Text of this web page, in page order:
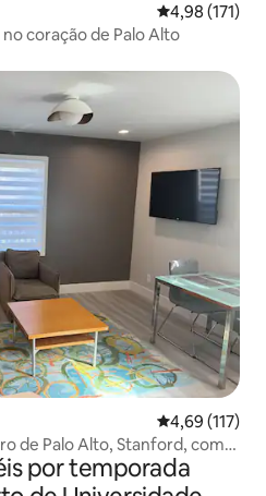
4,98 de uma
4,98 (171)
coração de Palo Alto
4,69 de uma
4,69 (117)
de Palo Alto, Stanford, com
por temporada